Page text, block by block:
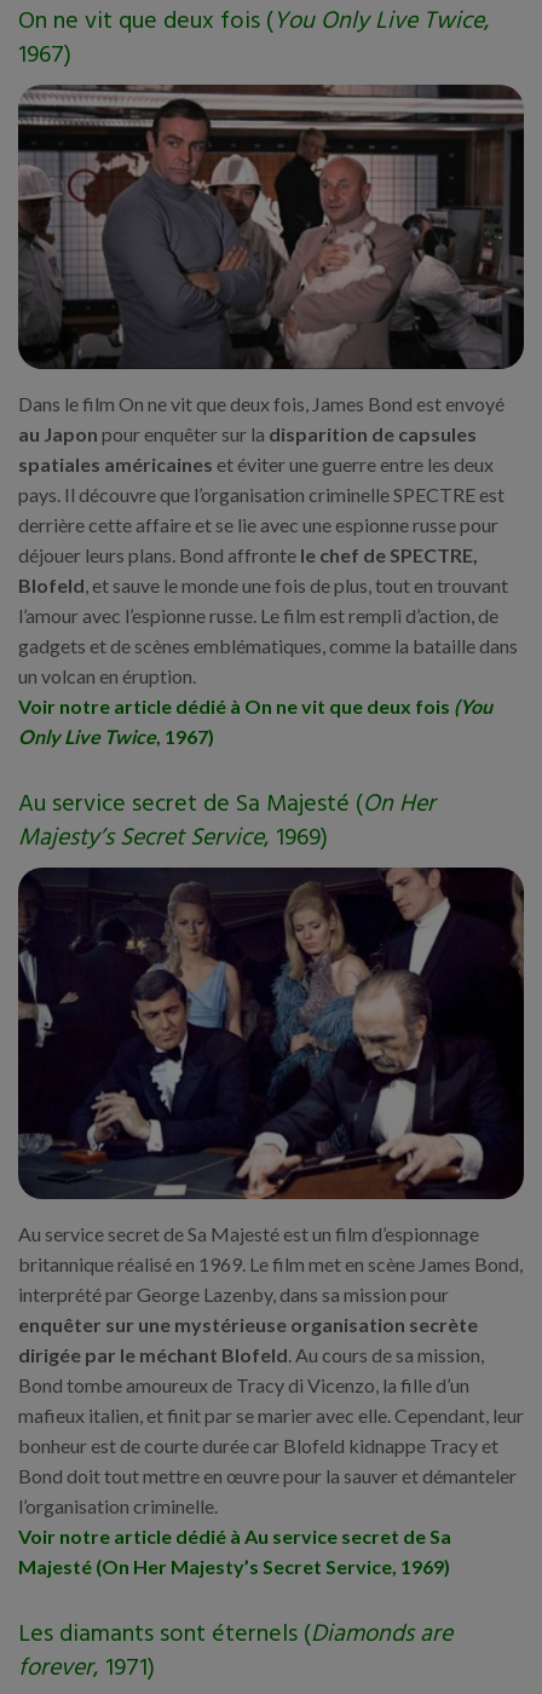
On ne vit que deux fois (You Only Live Twice,
1967)
Dans le film On ne vit que deux fois, James Bond est envoyé
au Japon pour enquêter sur la disparition de capsules
spatiales américaines et éviter une guerre entre les deux
pays. Il découvre que l’organisation criminelle SPECTRE est
derrière cette affaire et se lie avec une espionne russe pour
déjouer leurs plans. Bond affronte le chef de SPECTRE,
Blofeld, et sauve le monde une fois de plus, tout en trouvant
l’amour avec l’espionne russe. Le film est rempli d’action, de
gadgets et de scènes emblématiques, comme la bataille dans
un volcan en éruption.
Voir notre article dédié à On ne vit que deux fois (You
Only Live Twice, 1967)
Au service secret de Sa Majesté (On Her
Majesty’s Secret Service, 1969)
Au service secret de Sa Majesté est un film d’espionnage
britannique réalisé en 1969. Le film met en scène James Bond,
interprété par George Lazenby, dans sa mission pour
enquêter sur une mystérieuse organisation secrète
dirigée par le méchant Blofeld. Au cours de sa mission,
Bond tombe amoureux de Tracy di Vicenzo, la fille d’un
mafieux italien, et finit par se marier avec elle. Cependant, leur
bonheur est de courte durée car Blofeld kidnappe Tracy et
Bond doit tout mettre en œuvre pour la sauver et démanteler
l’organisation criminelle.
Voir notre article dédié à Au service secret de Sa
Majesté (On Her Majesty’s Secret Service, 1969)
Les diamants sont éternels (Diamonds are
forever, 1971)